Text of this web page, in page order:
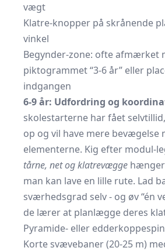
vægt
Klatre-knopper på skrånende
vinkel
Begynder-zone: ofte afmærket
piktogrammet “3-6 år” eller
indgangen
6-9 år: Udfordring og
skolestarterne har fået
op og vil have mere bevægelse
elementerne. Kig efter modul-
tårne, net og klatrevægge hænger
man kan lave en lille rute. Lad
sværhedsgrad selv - og øv “én
de lærer at planlægge deres
Pyramide- eller
Korte svævebaner (20-25 m)